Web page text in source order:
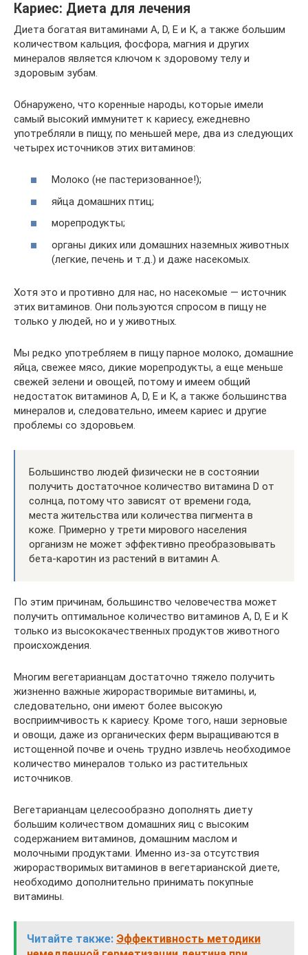
Кариес: Диета для лечения
Диета богатая витаминами А, D, Е и К, а также большим
количеством кальция, фосфора, магния и других
минералов является ключом к здоровому телу и
здоровым зубам.
Обнаружено, что коренные народы, которые имели
самый высокий иммунитет к кариесу, ежедневно
употребляли в пищу, по меньшей мере, два из следующих
четырех источников этих витаминов:
Молоко (не пастеризованное!);
яйца домашних птиц;
морепродукты;
органы диких или домашних наземных животных
(легкие, печень и т.д.) и даже насекомых.
Хотя это и противно для нас, но насекомые — источник
этих витаминов. Они пользуются спросом в пищу не
только у людей, но и у животных.
Мы редко употребляем в пищу парное молоко, домашние
яйца, свежее мясо, дикие морепродукты, а еще меньше
свежей зелени и овощей, потому и имеем общий
недостаток витаминов A, D, E и К, а также большинства
минералов и, следовательно, имеем кариес и другие
проблемы со здоровьем.
Большинство людей физически не в состоянии
получить достаточное количество витамина D от
солнца, потому что зависят от времени года,
места жительства или количества пигмента в
коже. Примерно у трети мирового населения
организм не может эффективно преобразовывать
бета-каротин из растений в витамин А.
По этим причинам, большинство человечества может
получить оптимальное количество витаминов А, D, Е и К
только из высококачественных продуктов животного
происхождения.
Многим вегетарианцам достаточно тяжело получить
жизненно важные жирорастворимые витамины, и,
следовательно, они имеют более высокую
восприимчивость к кариесу. Кроме того, наши зерновые
и овощи, даже из органических ферм выращиваются в
истощенной почве и очень трудно извлечь необходимое
количество минералов только из растительных
источников.
Вегетарианцам целесообразно дополнять диету
большим количеством домашних яиц с высоким
содержанием витаминов, домашним маслом и
молочными продуктами. Именно из-за отсутствия
жирорастворимых витаминов в вегетарианской диете,
необходимо дополнительно принимать покупные
витамины.
Читайте также: Эффективность методики